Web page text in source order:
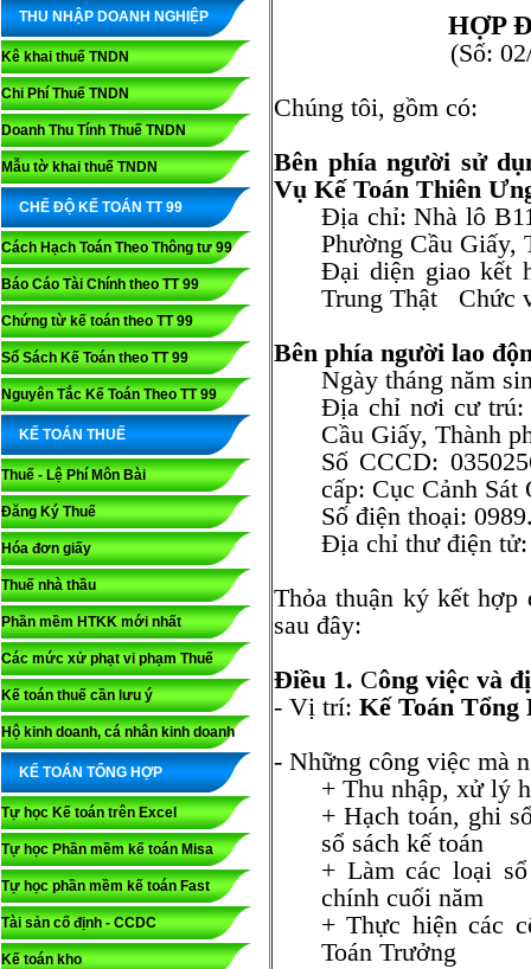
THU NHẬP DOANH NGHIỆP
Kê khai thuế TNDN
Chi Phí Thuế TNDN
Doanh Thu Tính Thuế TNDN
Mẫu tờ khai thuế TNDN
CHẾ ĐỘ KẾ TOÁN TT 99
Cách Hạch Toán Theo Thông tư 99
Báo Cáo Tài Chính theo TT 99
Chứng từ kế toán theo TT 99
Sổ Sách Kế Toán theo TT 99
Nguyên Tắc Kế Toán Theo TT 99
KẾ TOÁN THUẾ
Thuế - Lệ Phí Môn Bài
Đăng Ký Thuế
Hóa đơn giấy
Thuế nhà thầu
Phần mềm HTKK mới nhất
Các mức xử phạt vi phạm Thuế
Kế toán thuế cần lưu ý
Hộ kinh doanh, cá nhân kinh doanh
KẾ TOÁN TỔNG HỢP
Tự học Kế toán trên Excel
Tự học Phần mềm kế toán Misa
Tự học phần mềm kế toán Fast
Tài sản cố định - CCDC
Kế toán kho
HỢP
(Số:
Chúng tôi, gồm có:
Bên phía người sử
Vụ Kế Toán Thiên
Địa chỉ: Nhà lô
Phường Cầu Giấy,
Đại diện giao kết
Trung Thật Chức
Bên phía người lao
Ngày tháng năm
Địa chỉ nơi cư trú:
Cầu Giấy, Thành
Số CCCD:
cấp: Cục Cảnh
Số điện thoại:
Địa chỉ thư điện
Thỏa thuận ký kết hợp
sau đây:
Điều 1. Công việc và
- Vị trí: Kế Toán Tổng
- Những công việc mà
+ Thu nhập, xử lý
+ Hạch toán, ghi
sổ sách kế toán
+ Làm các loại
chính cuối năm
+ Thực hiện các
Toán Trưởng